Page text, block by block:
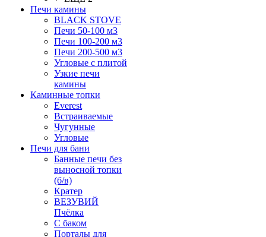
Печи камины
BLACK STOVE
Печи 50-100 м3
Печи 100-200 м3
Печи 200-500 м3
Угловые с плитой
Узкие печи
камины
Каминные топки
Everest
Встраиваемые
Чугунные
Угловые
Печи для бани
Банные печи без
выносной топки
(б/в)
Кратер
ВЕЗУВИЙ
Пчёлка
С баком
Порталы для